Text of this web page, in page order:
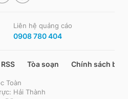
Liên hệ quảng cáo
0908 780 404
RSS Tòa soạn Chính sách bảo
Toàn
Hải Thành